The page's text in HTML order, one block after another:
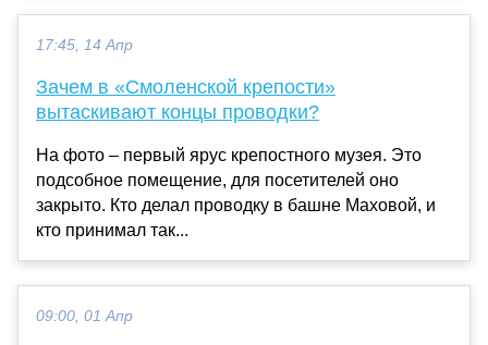
17:45, 14 Апр
Зачем в «Смоленской крепости»
вытаскивают концы проводки?
На фото – первый ярус крепостного музея. Это
подсобное помещение, для посетителей оно
закрыто. Кто делал проводку в башне Маховой, и
кто принимал так...
09:00, 01 Апр